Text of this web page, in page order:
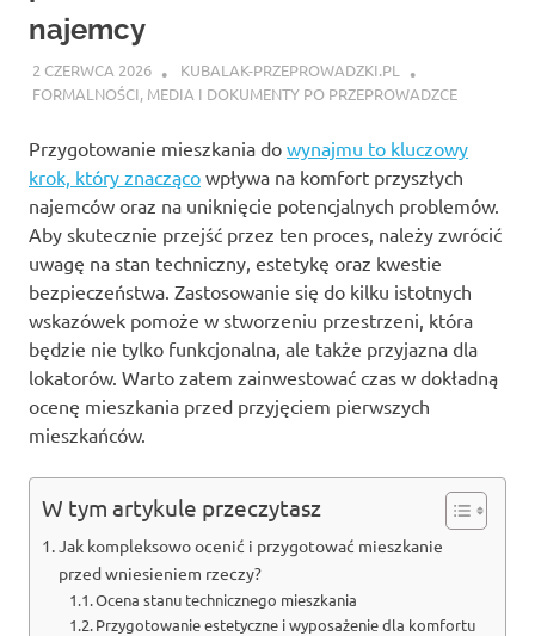
najemcy
2 CZERWCA 2026
KUBALAK-PRZEPROWADZKI.PL
FORMALNOŚCI, MEDIA I DOKUMENTY PO PRZEPROWADZCE
Przygotowanie mieszkania do wynajmu to kluczowy
krok, który znacząco wpływa na komfort przyszłych
najemców oraz na uniknięcie potencjalnych problemów.
Aby skutecznie przejść przez ten proces, należy zwrócić
uwagę na stan techniczny, estetykę oraz kwestie
bezpieczeństwa. Zastosowanie się do kilku istotnych
wskazówek pomoże w stworzeniu przestrzeni, która
będzie nie tylko funkcjonalna, ale także przyjazna dla
lokatorów. Warto zatem zainwestować czas w dokładną
ocenę mieszkania przed przyjęciem pierwszych
mieszkańców.
W tym artykule przeczytasz
Jak kompleksowo ocenić i przygotować mieszkanie
przed wniesieniem rzeczy?
Ocena stanu technicznego mieszkania
Przygotowanie estetyczne i wyposażenie dla komfortu